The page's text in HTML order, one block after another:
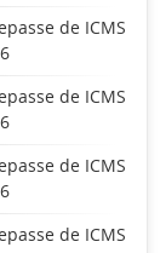
de ICMS
de ICMS
de ICMS
de ICMS